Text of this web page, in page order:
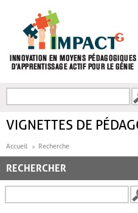
FORMULAIRE DE
VIGNETTES DE
Accueil Recherche
RECHERCHER